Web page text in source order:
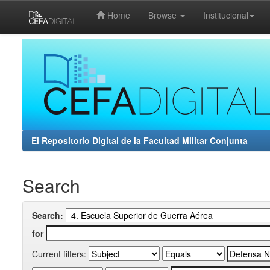
Home Browse Institucional
El Repositorio Digital de la Facultad Militar Conjunta
Search
Search:
for
Current filters: